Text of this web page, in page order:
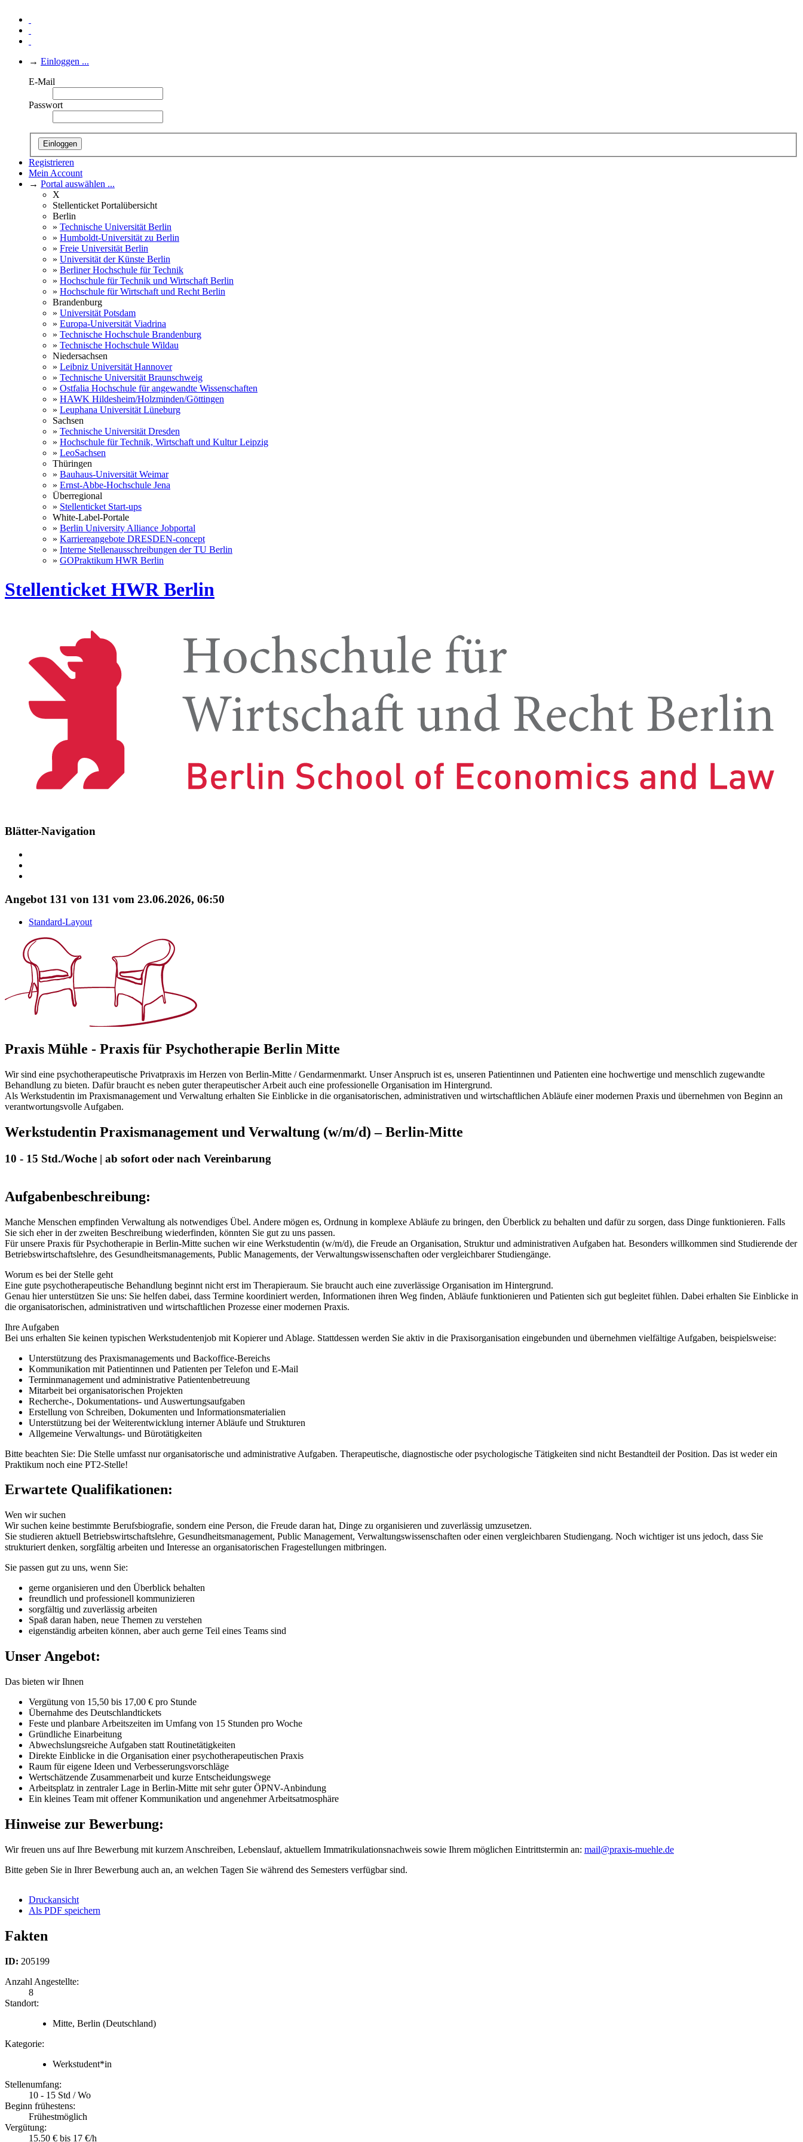
→ Einloggen ...
E-Mail
Passwort
Einloggen
Registrieren
Mein Account
→ Portal auswählen ...
X
Stellenticket Portalübersicht
Berlin
» Technische Universität Berlin
» Humboldt-Universität zu Berlin
» Freie Universität Berlin
» Universität der Künste Berlin
» Berliner Hochschule für Technik
» Hochschule für Technik und Wirtschaft Berlin
» Hochschule für Wirtschaft und Recht Berlin
Brandenburg
» Universität Potsdam
» Europa-Universität Viadrina
» Technische Hochschule Brandenburg
» Technische Hochschule Wildau
Niedersachsen
» Leibniz Universität Hannover
» Technische Universität Braunschweig
» Ostfalia Hochschule für angewandte Wissenschaften
» HAWK Hildesheim/Holzminden/Göttingen
» Leuphana Universität Lüneburg
Sachsen
» Technische Universität Dresden
» Hochschule für Technik, Wirtschaft und Kultur Leipzig
» LeoSachsen
Thüringen
» Bauhaus-Universität Weimar
» Ernst-Abbe-Hochschule Jena
Überregional
» Stellenticket Start-ups
White-Label-Portale
» Berlin University Alliance Jobportal
» Karriereangebote DRESDEN-concept
» Interne Stellenausschreibungen der TU Berlin
» GOPraktikum HWR Berlin
Stellenticket HWR Berlin
Blätter-Navigation
Angebot 131 von 131 vom 23.06.2026, 06:50
Standard-Layout
Praxis Mühle - Praxis für Psychotherapie Berlin Mitte
Wir sind eine psychotherapeutische Privatpraxis im Herzen von Berlin-Mitte / Gendarmenmarkt. Unser Anspruch ist es, unseren Patientinnen und Patienten eine hochwertige und menschlich zugewandte
Behandlung zu bieten. Dafür braucht es neben guter therapeutischer Arbeit auch eine professionelle Organisation im Hintergrund.
Als Werkstudentin im Praxismanagement und Verwaltung erhalten Sie Einblicke in die organisatorischen, administrativen und wirtschaftlichen Abläufe einer modernen Praxis und übernehmen von Beginn an
verantwortungsvolle Aufgaben.
Werkstudentin Praxismanagement und Verwaltung (w/m/d) – Berlin-Mitte
10 - 15 Std./Woche | ab sofort oder nach Vereinbarung
Aufgabenbeschreibung:
Manche Menschen empfinden Verwaltung als notwendiges Übel. Andere mögen es, Ordnung in komplexe Abläufe zu bringen, den Überblick zu behalten und dafür zu sorgen, dass Dinge funktionieren. Falls
Sie sich eher in der zweiten Beschreibung wiederfinden, könnten Sie gut zu uns passen.
Für unsere Praxis für Psychotherapie in Berlin-Mitte suchen wir eine Werkstudentin (w/m/d), die Freude an Organisation, Struktur und administrativen Aufgaben hat. Besonders willkommen sind Studierende der
Betriebswirtschaftslehre, des Gesundheitsmanagements, Public Managements, der Verwaltungswissenschaften oder vergleichbarer Studiengänge.
Worum es bei der Stelle geht
Eine gute psychotherapeutische Behandlung beginnt nicht erst im Therapieraum. Sie braucht auch eine zuverlässige Organisation im Hintergrund.
Genau hier unterstützen Sie uns: Sie helfen dabei, dass Termine koordiniert werden, Informationen ihren Weg finden, Abläufe funktionieren und Patienten sich gut begleitet fühlen. Dabei erhalten Sie Einblicke in
die organisatorischen, administrativen und wirtschaftlichen Prozesse einer modernen Praxis.
Ihre Aufgaben
Bei uns erhalten Sie keinen typischen Werkstudentenjob mit Kopierer und Ablage. Stattdessen werden Sie aktiv in die Praxisorganisation eingebunden und übernehmen vielfältige Aufgaben, beispielsweise:
Unterstützung des Praxismanagements und Backoffice-Bereichs
Kommunikation mit Patientinnen und Patienten per Telefon und E-Mail
Terminmanagement und administrative Patientenbetreuung
Mitarbeit bei organisatorischen Projekten
Recherche-, Dokumentations- und Auswertungsaufgaben
Erstellung von Schreiben, Dokumenten und Informationsmaterialien
Unterstützung bei der Weiterentwicklung interner Abläufe und Strukturen
Allgemeine Verwaltungs- und Bürotätigkeiten
Bitte beachten Sie: Die Stelle umfasst nur organisatorische und administrative Aufgaben. Therapeutische, diagnostische oder psychologische Tätigkeiten sind nicht Bestandteil der Position. Das ist weder ein
Praktikum noch eine PT2-Stelle!
Erwartete Qualifikationen:
Wen wir suchen
Wir suchen keine bestimmte Berufsbiografie, sondern eine Person, die Freude daran hat, Dinge zu organisieren und zuverlässig umzusetzen.
Sie studieren aktuell Betriebswirtschaftslehre, Gesundheitsmanagement, Public Management, Verwaltungswissenschaften oder einen vergleichbaren Studiengang. Noch wichtiger ist uns jedoch, dass Sie
strukturiert denken, sorgfältig arbeiten und Interesse an organisatorischen Fragestellungen mitbringen.
Sie passen gut zu uns, wenn Sie:
gerne organisieren und den Überblick behalten
freundlich und professionell kommunizieren
sorgfältig und zuverlässig arbeiten
Spaß daran haben, neue Themen zu verstehen
eigenständig arbeiten können, aber auch gerne Teil eines Teams sind
Unser Angebot:
Das bieten wir Ihnen
Vergütung von 15,50 bis 17,00 € pro Stunde
Übernahme des Deutschlandtickets
Feste und planbare Arbeitszeiten im Umfang von 15 Stunden pro Woche
Gründliche Einarbeitung
Abwechslungsreiche Aufgaben statt Routinetätigkeiten
Direkte Einblicke in die Organisation einer psychotherapeutischen Praxis
Raum für eigene Ideen und Verbesserungsvorschläge
Wertschätzende Zusammenarbeit und kurze Entscheidungswege
Arbeitsplatz in zentraler Lage in Berlin-Mitte mit sehr guter ÖPNV-Anbindung
Ein kleines Team mit offener Kommunikation und angenehmer Arbeitsatmosphäre
Hinweise zur Bewerbung:
Wir freuen uns auf Ihre Bewerbung mit kurzem Anschreiben, Lebenslauf, aktuellem Immatrikulationsnachweis sowie Ihrem möglichen Eintrittstermin an: mail@praxis-muehle.de
Bitte geben Sie in Ihrer Bewerbung auch an, an welchen Tagen Sie während des Semesters verfügbar sind.
Druckansicht
Als PDF speichern
Fakten
ID: 205199
Anzahl Angestellte:
8
Standort:
Mitte, Berlin (Deutschland)
Kategorie:
Werkstudent*in
Stellenumfang:
10 - 15 Std / Wo
Beginn frühestens:
Frühestmöglich
Vergütung:
15.50 € bis 17 €/h